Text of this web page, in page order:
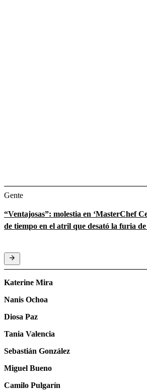
Gente
“Ventajosas”: molestia en ‘MasterChef
de tiempo en el atril que desató la furia
Katerine Mira
Nanis Ochoa
Diosa Paz
Tania Valencia
Sebastián González
Miguel Bueno
Camilo Pulgarín